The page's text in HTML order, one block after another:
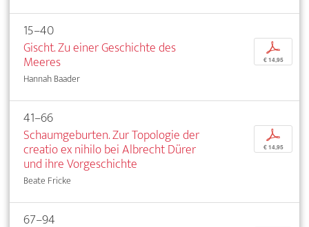
15–40
Gischt. Zu einer Geschichte des
Meeres
Hannah Baader
p
€ 14,95
41–66
Schaumgeburten. Zur Topologie der
creatio ex nihilo bei Albrecht Dürer
und ihre Vorgeschichte
Beate Fricke
p
€ 14,95
67–94